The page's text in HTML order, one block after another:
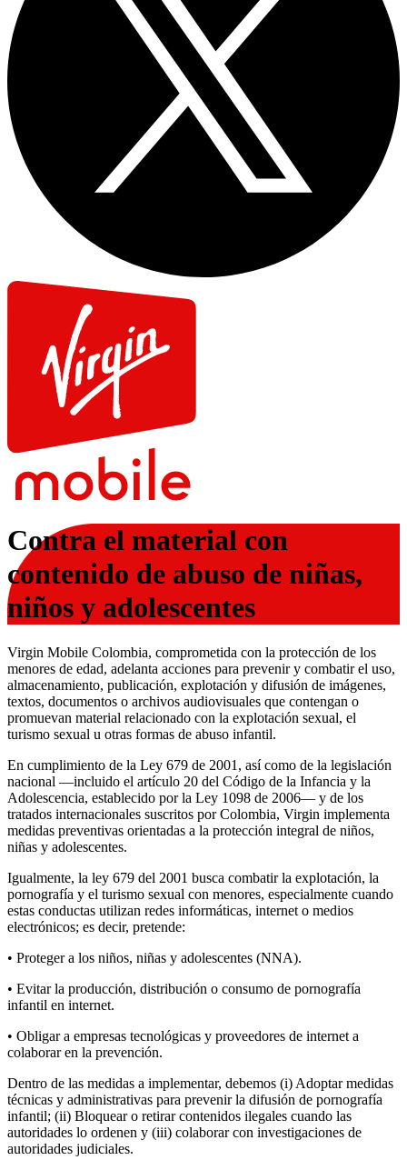
Contra el material con
contenido de abuso de niñas,
niños y adolescentes
Virgin Mobile Colombia, comprometida con la protección de los
menores de edad, adelanta acciones para prevenir y combatir el uso,
almacenamiento, publicación, explotación y difusión de imágenes,
textos, documentos o archivos audiovisuales que contengan o
promuevan material relacionado con la explotación sexual, el
turismo sexual u otras formas de abuso infantil.
En cumplimiento de la Ley 679 de 2001, así como de la legislación
nacional —incluido el artículo 20 del Código de la Infancia y la
Adolescencia, establecido por la Ley 1098 de 2006— y de los
tratados internacionales suscritos por Colombia, Virgin implementa
medidas preventivas orientadas a la protección integral de niños,
niñas y adolescentes.
Igualmente, la ley 679 del 2001 busca combatir la explotación, la
pornografía y el turismo sexual con menores, especialmente cuando
estas conductas utilizan redes informáticas, internet o medios
electrónicos; es decir, pretende:
• Proteger a los niños, niñas y adolescentes (NNA).
• Evitar la producción, distribución o consumo de pornografía
infantil en internet.
• Obligar a empresas tecnológicas y proveedores de internet a
colaborar en la prevención.
Dentro de las medidas a implementar, debemos (i) Adoptar medidas
técnicas y administrativas para prevenir la difusión de pornografía
infantil; (ii) Bloquear o retirar contenidos ilegales cuando las
autoridades lo ordenen y (iii) colaborar con investigaciones de
autoridades judiciales.